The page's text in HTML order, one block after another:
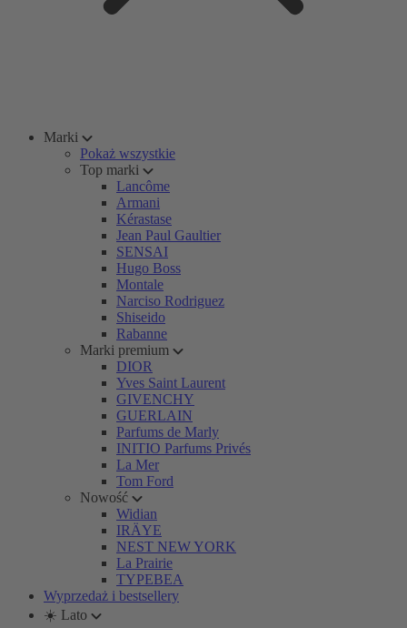
Marki
Pokaż wszystkie
Top marki
Lancôme
Armani
Kérastase
Jean Paul Gaultier
SENSAI
Hugo Boss
Montale
Narciso Rodriguez
Shiseido
Rabanne
Marki premium
DIOR
Yves Saint Laurent
GIVENCHY
GUERLAIN
Parfums de Marly
INITIO Parfums Privés
La Mer
Tom Ford
Nowość
Widian
IRÄYE
NEST NEW YORK
La Prairie
TYPEBEA
Wyprzedaż i bestsellery
☀️ Lato